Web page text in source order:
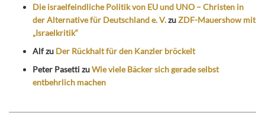
Die israelfeindliche Politik von EU und UNO – Christen in
der Alternative für Deutschland e. V.zuZDF-Mauershow mit
„Israelkritik“
Alfzu Der Rückhalt für den Kanzler bröckelt
Peter PasettizuWie viele Bäcker sich gerade selbst
entbehrlich machen